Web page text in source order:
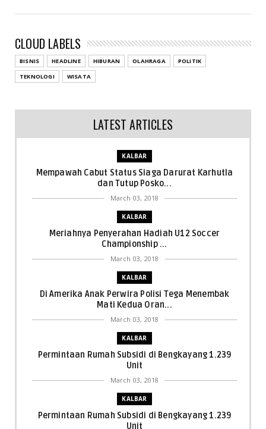
CLOUD LABELS
BISNIS HEADLINE HIBURAN OLAHRAGA
POLITIK
TEKNOLOGI
WISATA
LATEST ARTICLES
KALBAR
Mempawah Cabut Status Siaga Darurat Karhutla
dan Tutup Posko...
March 03, 2018
KALBAR
Meriahnya Penyerahan Hadiah U12 Soccer
Championship ...
March 03, 2018
KALBAR
Di Amerika Anak Perwira Polisi Tega Menembak
Mati Kedua Oran...
March 03, 2018
KALBAR
Permintaan Rumah Subsidi di Bengkayang 1.239
Unit
March 03, 2018
KALBAR
Permintaan Rumah Subsidi di Bengkayang 1.239
Unit